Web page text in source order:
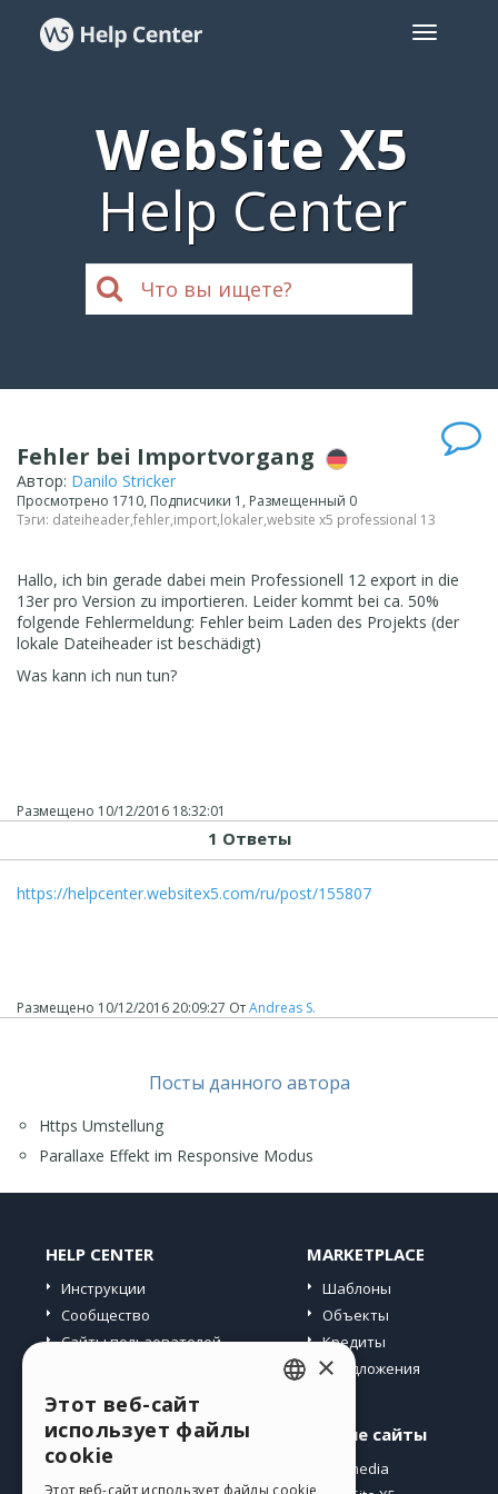
WebSite X5
Help Center
Fehler bei Importvorgang
Автор: Danilo Stricker
Просмотрено 1710, Подписчики 1, Размещенный 0
Тэги: dateiheader,fehler,import,lokaler,website x5 professional 13
Hallo, ich bin gerade dabei mein Professionell 12 export in die
13er pro Version zu importieren. Leider kommt bei ca. 50%
folgende Fehlermeldung: Fehler beim Laden des Projekts (der
lokale Dateiheader ist beschädigt)
Was kann ich nun tun?
Размещено 10/12/2016 18:32:01
1 Ответы
https://helpcenter.websitex5.com/ru/post/155807
Размещено 10/12/2016 20:09:27 ОтAndreas S.
Посты данного автора
Https Umstellung
Parallaxe Effekt im Responsive Modus
HELP CENTER
Инструкции
Сообщество
Сайты пользователей
MARKETPLACE
Шаблоны
Объекты
Кредиты
Предложения
Профиль
Мои посты
Другие сайты
Incomedia
GERMAN
×
Этот веб-сайт
использует файлы
cookie
Этот веб-сайт использует файлы cookie